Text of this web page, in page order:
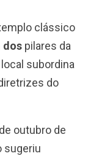
clássico
dos pilares da
subordina
do
outubro de
sugeriu